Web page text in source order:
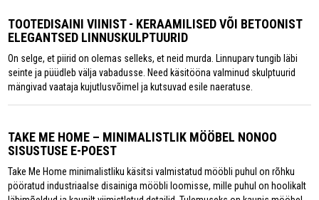
TOOTEDISAINI VIINIST - KERAAMILISED VÕI BETOONIST
ELEGANTSED LINNUSKULPTUURID
On selge, et piirid on olemas selleks, et neid murda. Linnuparv tungib läbi
seinte ja püüdleb välja vabadusse. Need käsitööna valminud skulptuurid
mängivad vaataja kujutlusvõimel ja kutsuvad esile naeratuse.
TAKE ME HOME – MINIMALISTLIK MÖÖBEL NONOO
SISUSTUSE E-POEST
Take Me Home minimalistliku käsitsi valmistatud mööbli puhul on rõhku
pööratud industriaalse disainiga mööbli loomisse, mille puhul on hoolikalt